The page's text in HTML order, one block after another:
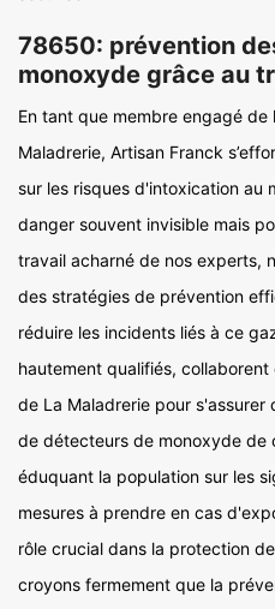
78650: prévention
monoxyde grâce au
En tant que membre engagé de
Maladrerie, Artisan Franck
sur les risques d'intoxication au
danger souvent invisible mais
travail acharné de nos experts,
des stratégies de prévention
réduire les incidents liés à ce
hautement qualifiés,
de La Maladrerie pour
de détecteurs de monoxyde de
éduquant la population sur les
mesures à prendre en cas
rôle crucial dans la protection
croyons fermement que la